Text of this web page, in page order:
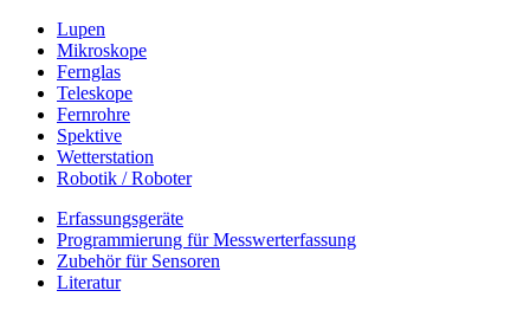
Lupen
Mikroskope
Fernglas
Teleskope
Fernrohre
Spektive
Wetterstation
Robotik / Roboter
Erfassungsgeräte
Programmierung für Messwerterfassung
Zubehör für Sensoren
Literatur